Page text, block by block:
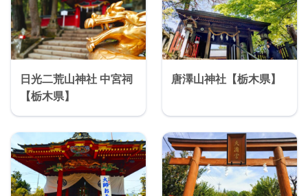
日光二荒山神社 中宮祠
【栃木県】
唐澤山神社【栃木県】